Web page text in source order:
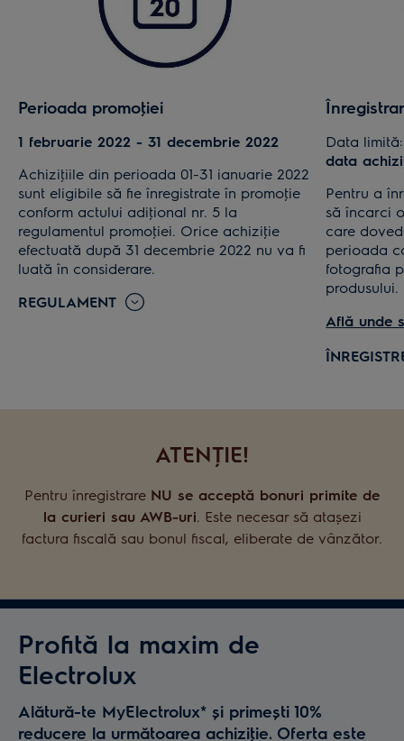
Perioada promoţiei
1 februarie 2022 - 31 decembrie 2022
Achiziţiile din perioada 01-31 ianuarie 2022
sunt eligibile să fie înregistrate în promoţie
conform actului adiţional nr. 5 la
regulamentul promoţiei. Orice achiziţie
efectuată după 31 decembrie 2022 nu va fi
luată în considerare.
REGULAMENT
Data
data
Pentru a
să încarci
care
perioada
fotografia
produsului.
Află unde
ATENŢIE!
Pentru înregistrare NU se acceptă bonuri primite de
la curieri sau AWB-uri. Este necesar să atașezi
factura fiscală sau bonul fiscal, eliberate de vânzător.
Profită la maxim de
Electrolux
Alătură-te MyElectrolux* și primești 10%
reducere la următoarea achiziţie. Oferta este